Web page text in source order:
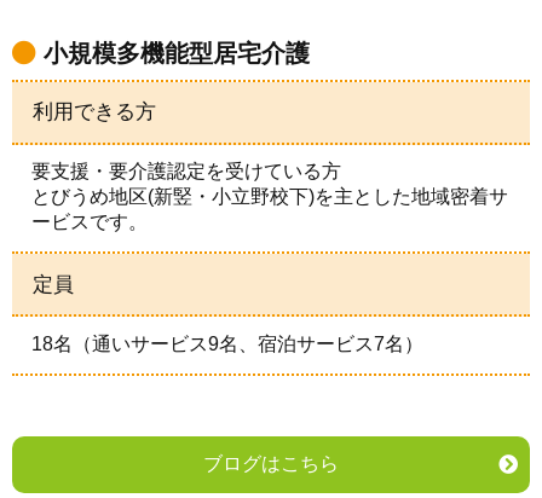
小規模多機能型居宅介護
利用できる方
要支援・要介護認定を受けている方
とびうめ地区(新竪・小立野校下)を主とした地域密着サ
ービスです。
定員
18名（通いサービス9名、宿泊サービス7名）
ブログはこちら